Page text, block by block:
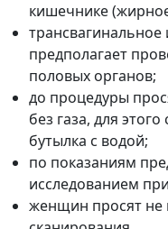
кишечнике
трансвагинальное
предполагает
половых органов;
до процедуры
без газа, для
бутылка с водой;
по показаниям
исследованием
женщин просят не